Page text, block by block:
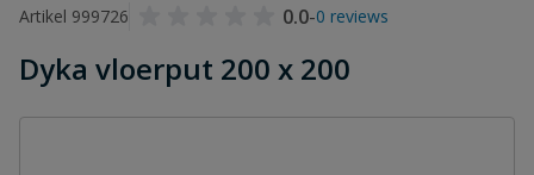
Artikel 999726
0.0-0 reviews
Dyka vloerput 200 x 200